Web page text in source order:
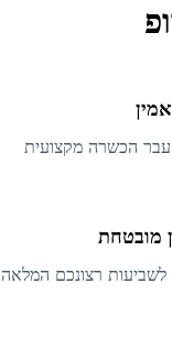
הכשרה מקצועית
מובטחת
לשביעות רצונכם המלאה